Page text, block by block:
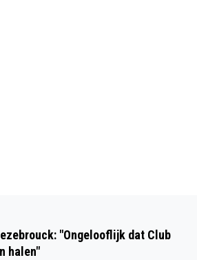
"Ongelooflijk dat Club
halen"